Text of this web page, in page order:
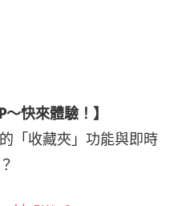
～快來體驗！】
「收藏夾」功能與即時